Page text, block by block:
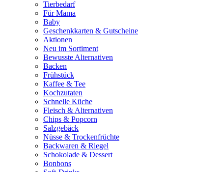
Tierbedarf
Für Mama
Baby
Geschenkkarten & Gutscheine
Aktionen
Neu im Sortiment
Bewusste Alternativen
Backen
Frühstück
Kaffee & Tee
Kochzutaten
Schnelle Küche
Fleisch & Alternativen
Chips & Popcorn
Salzgebäck
Nüsse & Trockenfrüchte
Backwaren & Riegel
Schokolade & Dessert
Bonbons